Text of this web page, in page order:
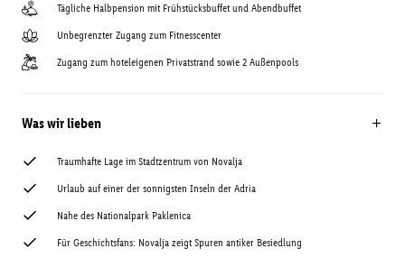
Tägliche Halbpension mit Frühstücksbuffet und Abendbuffet
Unbegrenzter Zugang zum Fitnesscenter
Zugang zum hoteleigenen Privatstrand sowie 2 Außenpools
Was wir lieben
Traumhafte Lage im Stadtzentrum von Novalja
Urlaub auf einer der sonnigsten Inseln der Adria
Nahe des Nationalpark Paklenica
Für Geschichtsfans: Novalja zeigt Spuren antiker Besiedlung